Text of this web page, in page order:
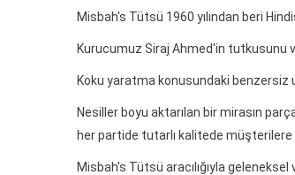
Misbah's Tütsü 1960 yılından beri
Kurucumuz Siraj Ahmed'in tutkusunu
Koku yaratma konusundaki benzersiz
Nesiller boyu aktarılan bir mirasın
her partide tutarlı kalitede müşterilere
Misbah's Tütsü aracılığıyla